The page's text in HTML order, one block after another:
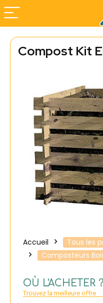
Compost Kit
Accueil Tous les
Composteurs
OÙ L'ACHETER ?
Trouvez la meilleure offre